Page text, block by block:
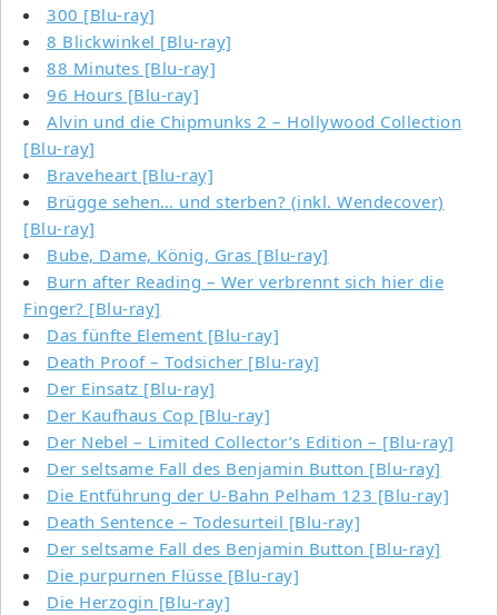
300 [Blu-ray]
8 Blickwinkel [Blu-ray]
88 Minutes [Blu-ray]
96 Hours [Blu-ray]
Alvin und die Chipmunks 2 – Hollywood Collection
[Blu-ray]
Braveheart [Blu-ray]
Brügge sehen… und sterben? (inkl. Wendecover)
[Blu-ray]
Bube, Dame, König, Gras [Blu-ray]
Burn after Reading – Wer verbrennt sich hier die
Finger? [Blu-ray]
Das fünfte Element [Blu-ray]
Death Proof – Todsicher [Blu-ray]
Der Einsatz [Blu-ray]
Der Kaufhaus Cop [Blu-ray]
Der Nebel – Limited Collector’s Edition – [Blu-ray]
Der seltsame Fall des Benjamin Button [Blu-ray]
Die Entführung der U-Bahn Pelham 123 [Blu-ray]
Death Sentence – Todesurteil [Blu-ray]
Der seltsame Fall des Benjamin Button [Blu-ray]
Die purpurnen Flüsse [Blu-ray]
Die Herzogin [Blu-ray]